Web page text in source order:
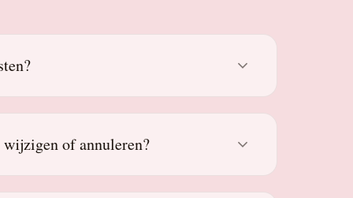
of annuleren?